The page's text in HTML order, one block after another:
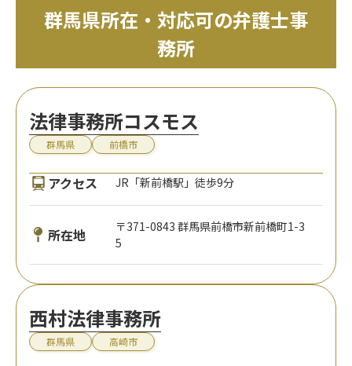
群馬県所在・対応可の弁護士事
務所
法律事務所コスモス
群馬県 前橋市
アクセス JR「新前橋駅」徒歩9分
所在地
〒371-0843 群馬県前橋市新前橋町1-3
5
西村法律事務所
群馬県 高崎市